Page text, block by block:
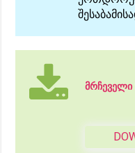
მრჩეველი